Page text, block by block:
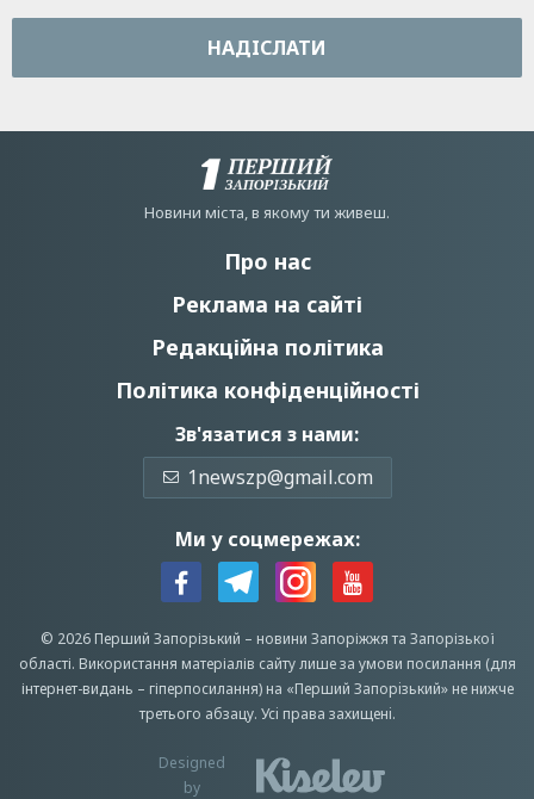
НАДIСЛАТИ
Новини мiста, в якому ти живеш.
Про нас
Реклама на сайті
Редакційна політика
Політика конфіденційності
Зв'язатися з нами:
1newszp@gmail.com
Ми у соцмережах:
© 2026 Перший Запорізький – новини Запоріжжята Запорізької
області. Використання матеріалів сайту лише за умови посилання (для
інтернет-видань – гіперпосилання) на «Перший Запорiзький» не нижче
третього абзацу. Усi права захищенi.
Designed
by